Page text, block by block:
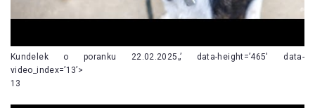
Kundelek o poranku 22.02.2025„’ data-height=’465′ data-
video_index=’13’>
13